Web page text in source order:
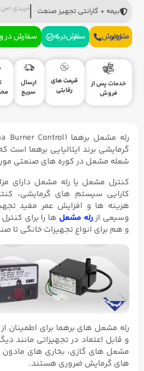
بیمه + گارانتی تجهیز صنعت خریدی
مشاوره فروش سفارش در بله سفارش در
خدمات پس از
فروش
قیمت های
رقابتی
ارسال
سریع
گرمایشی برند ایتالیایی برهما است
شعله مشعل در کوره های صنعتی
کنترل مشعل یا رله مشعل دارای
کارایی سیستم های گرمایشی،
هزینه ها و افزایش عمر مفید
وسیعی ازرله مشعل ها را برای
و هم برای انواع تجهیزات خانگی تا
رله مشعل های برهما برای اطمینان از
و قابل اعتماد در تجهیزاتی مانند
مشعل های گازی، بخاری های مادون
های گرمایش ضروری هستند.